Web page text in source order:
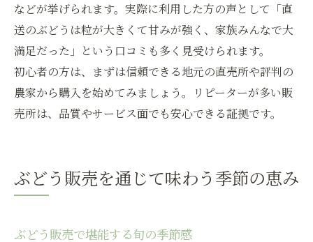
などが挙げられます。実際に利用した方の声として「直
送のぶどうは粒が大きくて甘みが強く、家族みんなで大
満足だった」という口コミも多く見受けられます。
初心者の方は、まずは信頼できる地元の直売所や評判の
農家から購入を始めてみましょう。リピーターが多い販
売所は、品質やサービス面でも安心できる証拠です。
ぶどう販売を通じて味わう季節の恵み
ぶどう販売で堪能する旬の季節感